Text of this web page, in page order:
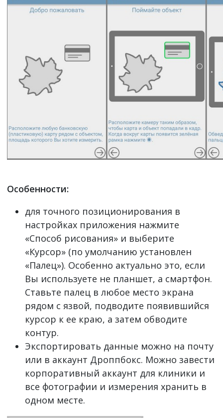
Особенности:
для точного позиционирования в
настройках приложения нажмите
«Способ рисования» и выберите
«Курсор» (по умолчанию установлен
«Палец»). Особенно актуально это, если
Вы используете не планшет, а смартфон.
Ставьте палец в любое место экрана
рядом с язвой, подводите появившийся
курсор к ее краю, а затем обводите
контур.
Экспортировать данные можно на почту
или в аккаунт Дроппбокс. Можно завести
корпоративный аккаунт для клиники и
все фотографии и измерения хранить в
одном месте.